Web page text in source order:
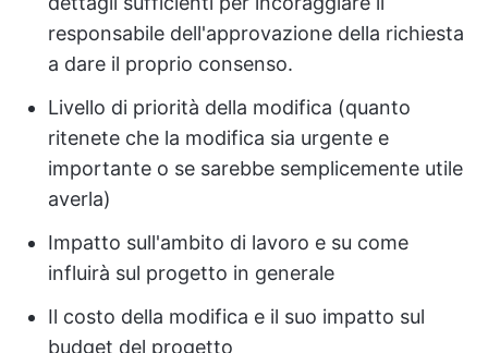
responsabile dell'approvazione della richiesta
a dare il proprio consenso.
Livello di priorità della modifica (quanto
ritenete che la modifica sia urgente e
importante o se sarebbe semplicemente utile
averla)
Impatto sull'ambito di lavoro e su come
influirà sul progetto in generale
Il costo della modifica e il suo impatto sul
budget del progetto